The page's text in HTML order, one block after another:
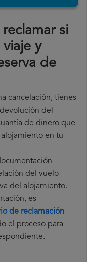
si
y
de
cancelación, tienes
del
de dinero que
en tu
del vuelo
del alojamiento.
es
de reclamación
el proceso para